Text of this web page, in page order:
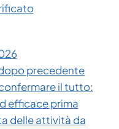
precedente
il tutto:
efficace prima
delle attività da